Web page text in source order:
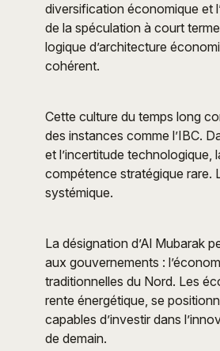
diversification économique et
de la spéculation à court
logique d’architecture
cohérent.
Cette culture du temps long
des instances comme l’IBC.
et l’incertitude
compétence stratégique rare.
systémique.
La désignation d’Al Mubarak
aux gouvernements :
traditionnelles du Nord. Les
rente énergétique, se
capables d’investir dans
de demain.